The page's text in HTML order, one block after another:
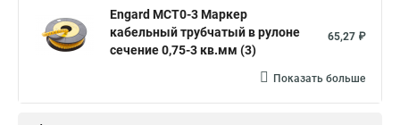
Engard MCT0-3 Маркер
кабельный трубчатый в рулоне
сечение 0,75-3 кв.мм (3)
65,27 ₽
Показать больше